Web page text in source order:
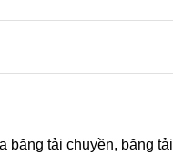
băng tải chuyền, băng